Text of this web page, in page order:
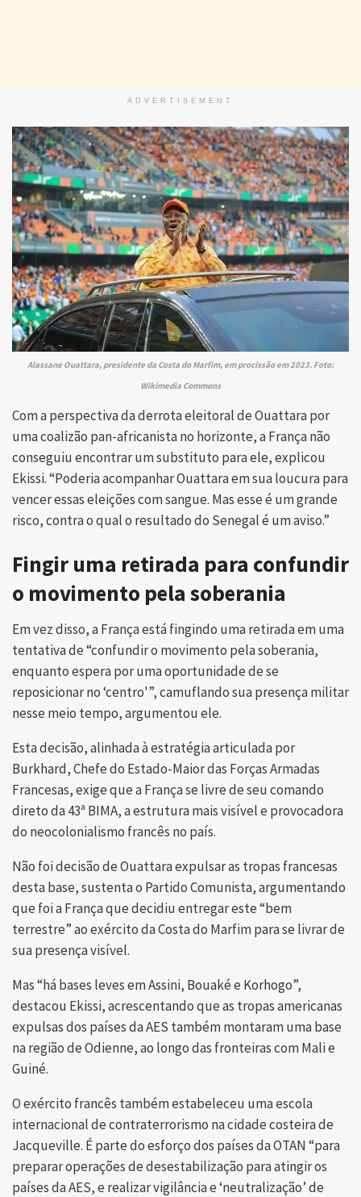
ADVERTISEMENT
Alassane Ouattara, presidente da Costa do Marfim, em procissão em 2023. Foto:
Wikimedia Commons
Com a perspectiva da derrota eleitoral de Ouattara por
uma coalizão pan-africanista no horizonte, a França não
conseguiu encontrar um substituto para ele, explicou
Ekissi. “Poderia acompanhar Ouattara em sua loucura para
vencer essas eleições com sangue. Mas esse é um grande
risco, contra o qual o resultado do Senegal é um aviso.”
Fingir uma retirada para confundir
o movimento pela soberania
Em vez disso, a França está fingindo uma retirada em uma
tentativa de “confundir o movimento pela soberania,
enquanto espera por uma oportunidade de se
reposicionar no ‘centro'”, camuflando sua presença militar
nesse meio tempo, argumentou ele.
Esta decisão, alinhada à estratégia articulada por
Burkhard, Chefe do Estado-Maior das Forças Armadas
Francesas, exige que a França se livre de seu comando
direto da 43ª BIMA, a estrutura mais visível e provocadora
do neocolonialismo francês no país.
Não foi decisão de Ouattara expulsar as tropas francesas
desta base, sustenta o Partido Comunista, argumentando
que foi a França que decidiu entregar este “bem
terrestre” ao exército da Costa do Marfim para se livrar de
sua presença visível.
Mas “há bases leves em Assini, Bouaké e Korhogo”,
destacou Ekissi, acrescentando que as tropas americanas
expulsas dos países da AES também montaram uma base
na região de Odienne, ao longo das fronteiras com Mali e
Guiné.
O exército francês também estabeleceu uma escola
internacional de contraterrorismo na cidade costeira de
Jacqueville. É parte do esforço dos países da OTAN “para
preparar operações de desestabilização para atingir os
países da AES, e realizar vigilância e ‘neutralização’ de